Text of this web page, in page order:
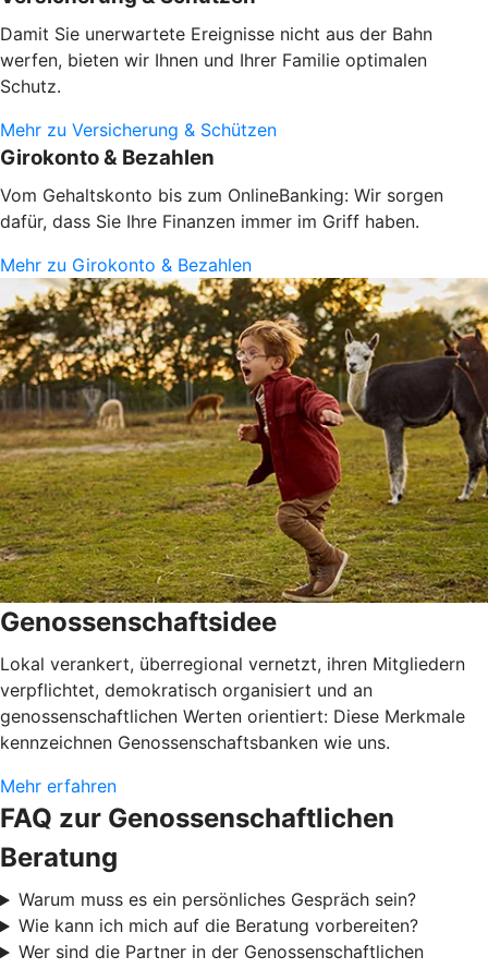
Damit Sie unerwartete Ereignisse nicht aus der Bahn
werfen, bieten wir Ihnen und Ihrer Familie optimalen
Schutz.
Mehr zu Versicherung & Schützen
Girokonto & Bezahlen
Vom Gehaltskonto bis zum OnlineBanking: Wir sorgen
dafür, dass Sie Ihre Finanzen immer im Griff haben.
Mehr zu Girokonto & Bezahlen
Genossenschaftsidee
Lokal verankert, überregional vernetzt, ihren Mitgliedern
verpflichtet, demokratisch organisiert und an
genossenschaftlichen Werten orientiert: Diese Merkmale
kennzeichnen Genossenschaftsbanken wie uns.
Mehr erfahren
FAQ zur Genossenschaftlichen
Beratung
Warum muss es ein persönliches Gespräch sein?
Wie kann ich mich auf die Beratung vorbereiten?
Wer sind die Partner in der Genossenschaftlichen